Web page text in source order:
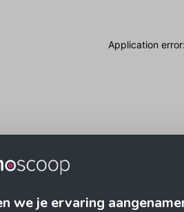
we je ervaring
Application